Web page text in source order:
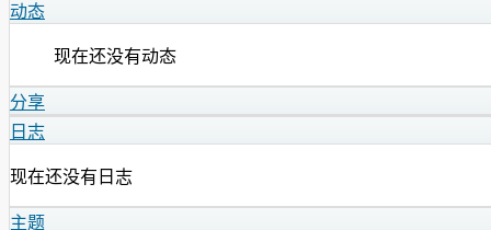
动态
现在还没有动态
分享
日志
现在还没有日志
主题